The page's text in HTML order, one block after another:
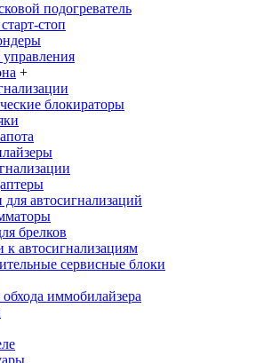
подогреватель
стоп
+
блoкираторы
для автосигнализаций
брелков
к автосигнализациям
сервисные блоки
иммобилайзера